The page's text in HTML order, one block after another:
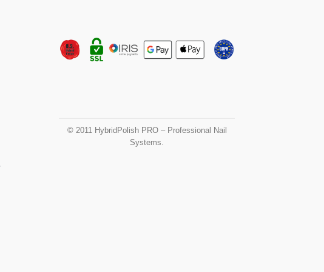
© 2011 HybridPolish PRO – Professional Nail
Systems.